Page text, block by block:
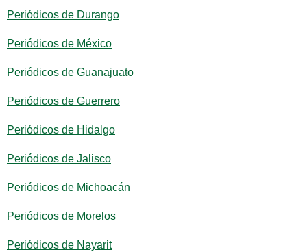
Periódicos de Durango
Periódicos de México
Periódicos de Guanajuato
Periódicos de Guerrero
Periódicos de Hidalgo
Periódicos de Jalisco
Periódicos de Michoacán
Periódicos de Morelos
Periódicos de Nayarit